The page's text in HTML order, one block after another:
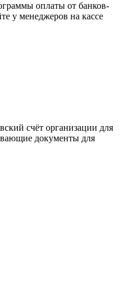
оплаты от банков-
у менеджеров на кассе
счёт организации для
документы для